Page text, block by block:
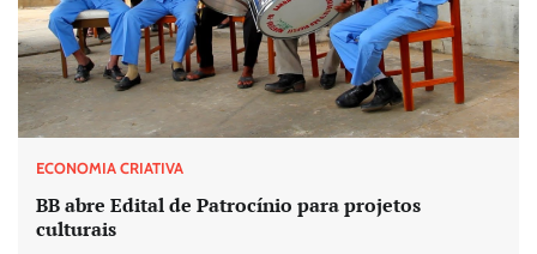
ECONOMIA CRIATIVA
BB abre Edital de Patrocínio para projetos
culturais